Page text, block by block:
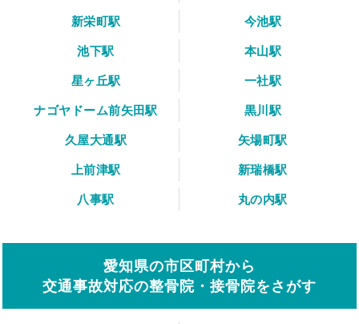
新栄町駅
今池駅
池下駅
本山駅
星ヶ丘駅
一社駅
ナゴヤドーム前矢田駅
黒川駅
久屋大通駅
矢場町駅
上前津駅
新瑞橋駅
八事駅
丸の内駅
愛知県の市区町村から
交通事故対応の整骨院・接骨院をさがす